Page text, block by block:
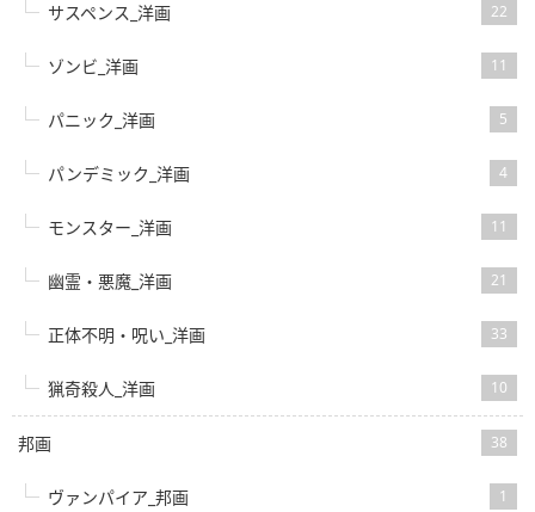
サスペンス_洋画 22
ゾンビ_洋画 11
パニック_洋画 5
パンデミック_洋画 4
モンスター_洋画 11
幽霊・悪魔_洋画 21
正体不明・呪い_洋画 33
猟奇殺人_洋画 10
邦画 38
ヴァンパイア_邦画 1